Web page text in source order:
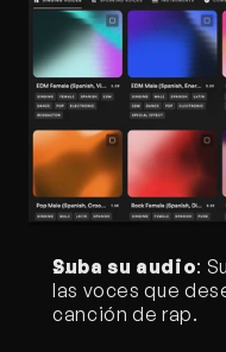
Suba su audio:
las voces que
canción de rap.